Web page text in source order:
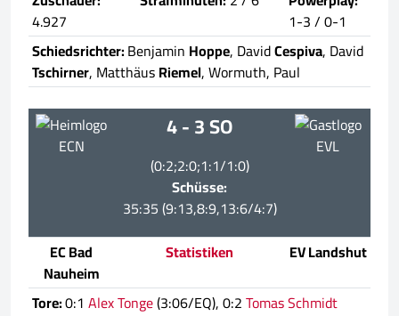
4.927
1-3 / 0-1
Schiedsrichter:Benjamin Hoppe, DavidCespiva, David
Tschirner, MatthäusRiemel, Wormuth, Paul
ECN
4 - 3 SO
(0:2;2:0;1:1/1:0)
Schüsse:
35:35 (9:13,8:9,13:6/4:7)
EVL
EC Bad
Nauheim
Statistiken
EV Landshut
Tore:0:1 Alex Tonge(3:06/EQ), 0:2Tomas Schmidt